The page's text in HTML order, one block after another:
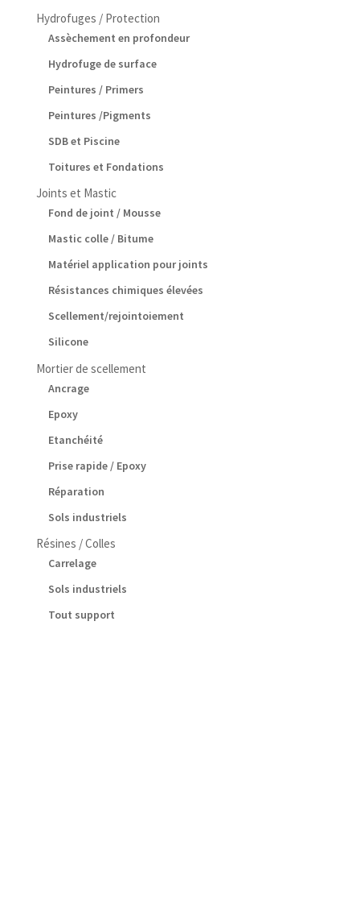
Hydrofuges / Protection
Assèchement en profondeur
Hydrofuge de surface
Peintures / Primers
Peintures /Pigments
SDB et Piscine
Toitures et Fondations
Joints et Mastic
Fond de joint / Mousse
Mastic colle / Bitume
Matériel application pour joints
Résistances chimiques élevées
Scellement/rejointoiement
Silicone
Mortier de scellement
Ancrage
Epoxy
Etanchéité
Prise rapide / Epoxy
Réparation
Sols industriels
Résines / Colles
Carrelage
Sols industriels
Tout support